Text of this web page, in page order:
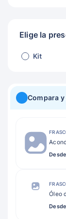
Elige la
Kit
Compara
Óleo